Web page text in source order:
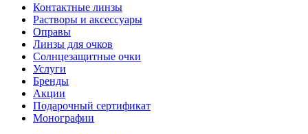
Контактные линзы
Растворы и аксессуары
Оправы
Линзы для очков
Солнцезащитные очки
Услуги
Бренды
Акции
Подарочный сертификат
Монографии